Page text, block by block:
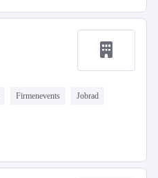
Firmenevents Jobrad